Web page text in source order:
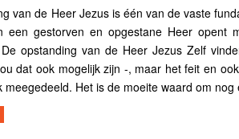
van de Heer Jezus is één van de vaste
een gestorven en opgestane Heer opent
opstanding van de Heer Jezus Zelf
dat ook mogelijk zijn -, maar het feit en
meegedeeld. Het is de moeite waard om nog